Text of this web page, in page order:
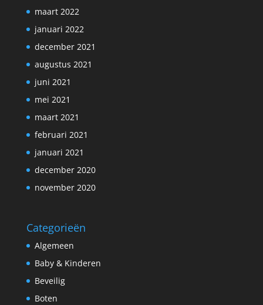
maart 2022
januari 2022
december 2021
augustus 2021
juni 2021
mei 2021
maart 2021
februari 2021
januari 2021
december 2020
november 2020
Categorieën
Algemeen
Baby & Kinderen
Beveilig
Boten